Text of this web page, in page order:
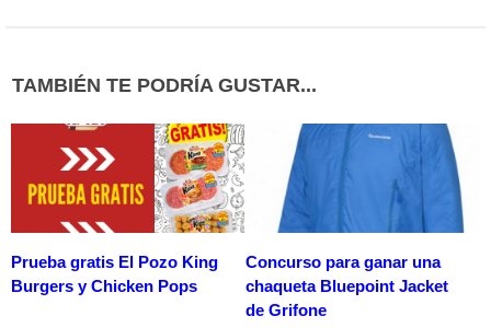
TAMBIÉN TE PODRÍA GUSTAR...
Prueba gratis El Pozo King
Burgers y Chicken Pops
Concurso para ganar una
chaqueta Bluepoint Jacket
de Grifone